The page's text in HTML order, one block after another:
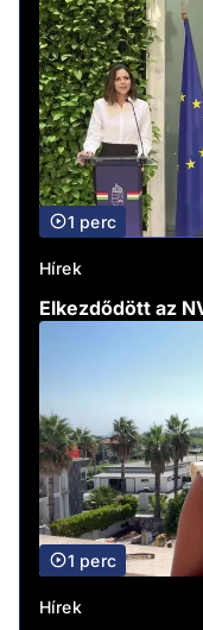
1 perc
Hírek
Elkezdődött az
1 perc
Hírek